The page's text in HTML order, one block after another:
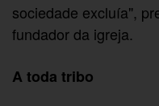
sociedade excluía",
fundador da igreja.
A toda tribo